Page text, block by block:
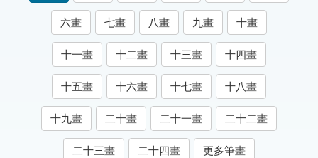
知識索引
單字索引
生命大百科索引
遊戲專區
六畫 七畫 八畫 九畫 十畫
十一畫 十二畫 十三畫 十四畫
十五畫 十六畫 十七畫 十八畫
十九畫 二十畫 二十一畫 二十二畫
二十三畫 二十四畫 更多筆畫